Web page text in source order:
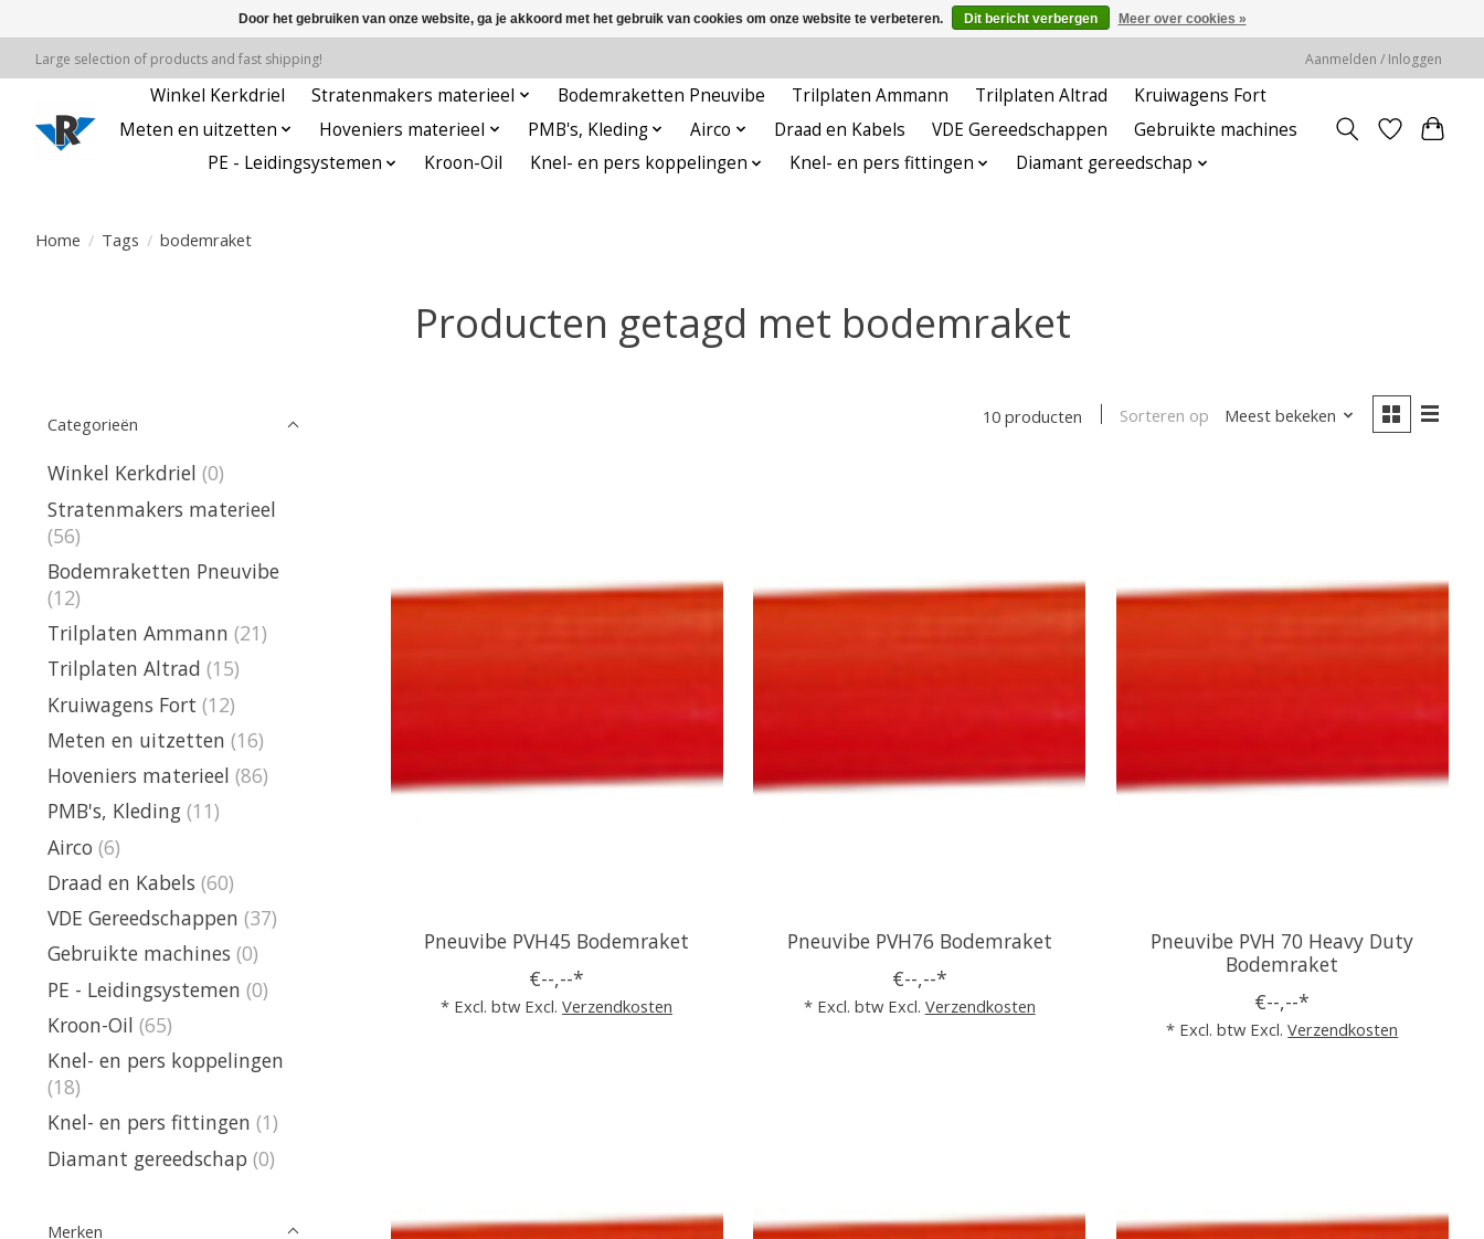
Large selection of products and fast shipping! Aanmelden / Inloggen
Winkel Kerkdriel Stratenmakers materieel Bodemraketten Pneuvibe Trilplaten Ammann Trilplaten Altrad
Kruiwagens Fort
Meten en uitzetten
Hoveniers materieel PMB's, Kleding Airco Draad en Kabels VDE Gereedschappen
Gebruikte machines
PE - Leidingsystemen
Kroon-Oil Knel- en pers koppelingen Knel- en pers fittingen Diamant gereedschap
Home / Tags / bodemraket
Producten getagd met bodemraket
Categorieën
Winkel Kerkdriel (0)
Stratenmakers materieel
(56)
Bodemraketten Pneuvibe
(12)
Trilplaten Ammann (21)
Trilplaten Altrad (15)
Kruiwagens Fort (12)
Meten en uitzetten (16)
Hoveniers materieel (86)
PMB's, Kleding (11)
Airco (6)
Draad en Kabels (60)
VDE Gereedschappen (37)
Gebruikte machines (0)
PE - Leidingsystemen (0)
Kroon-Oil (65)
Knel- en pers koppelingen
(18)
Knel- en pers fittingen (1)
Diamant gereedschap (0)
Merken
10 producten Sorteren op Meest bekeken
Pneuvibe PVH45 Bodemraket
€--,--*
* Excl. btw Excl.Verzendkosten
Pneuvibe PVH76 Bodemraket
€--,--*
* Excl. btw Excl. Verzendkosten
Pneuvibe PVH 70 Heavy Duty
Bodemraket
€--,--*
* Excl. btw Excl.Verzendkosten
Door het gebruiken van onze website, ga je akkoord met het gebruik van cookies om onze website te verbeteren. Dit bericht verbergen Meer over cookies »